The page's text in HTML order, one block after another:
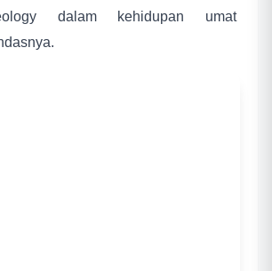
dalam kehidupan umat